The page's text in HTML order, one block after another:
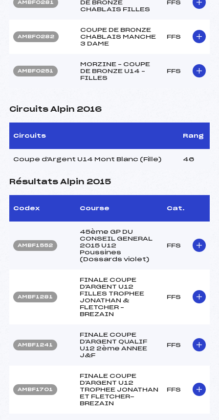
AMBF0281
DE BRONZE
CHABLAIS FILLES
FFS
AMBF0282
COUPE DE BRONZE
CHABLAIS MANCHE
3 DAME
FFS
AMBF0251
MORZINE – COUPE
DE BRONZE U14 –
FILLES
FFS
Circuits Alpin 2016
Circuits Rang
Coupe d'Argent U14 Mont Blanc (Fille) 46
Résultats Alpin 2015
Codex Course Cat.
AMBF1552
45ème GP DU
CONSEIL GENERAL
2015 U12
Poussines
(Dossards violet)
FFS
AMBF1281
FINALE COUPE
D'ARGENT U12
FILLES TROPHEE
JONATHAN &
FLETCHER –
BREZAIN
FFS
AMBF1241
FINALE COUPE
D'ARGENT QUALIF
U12 2ème ANNEE
J&F
FFS
AMBF1701
FINALE COUPE
D'ARGENT U12
TROPHEE JONATHAN
ET FLETCHER-
BREZAIN
FFS